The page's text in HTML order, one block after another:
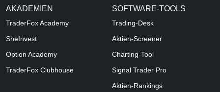
AKADEMIEN
TraderFox Academy
SheInvest
Option Academy
TraderFox Clubhouse
SOFTWARE-TOOLS
Trading-Desk
Aktien-Screener
Charting-Tool
Signal Trader Pro
Aktien-Rankings